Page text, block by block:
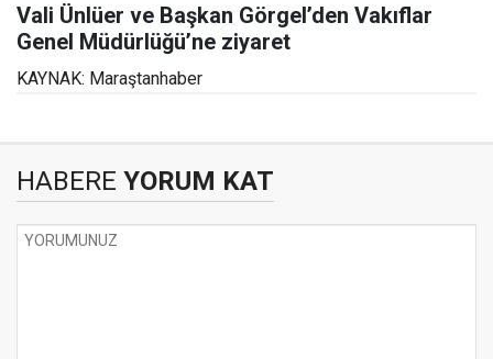
Vali Ünlüer ve Başkan Görgel’den Vakıflar
Genel Müdürlüğü’ne ziyaret
KAYNAK: Maraştanhaber
HABERE YORUM KAT